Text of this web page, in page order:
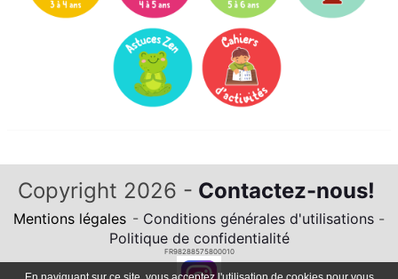
Copyright 2026 - Contactez-nous!
Mentions légales - Conditions générales d'utilisations -
Politique de confidentialité
FR98288575800010